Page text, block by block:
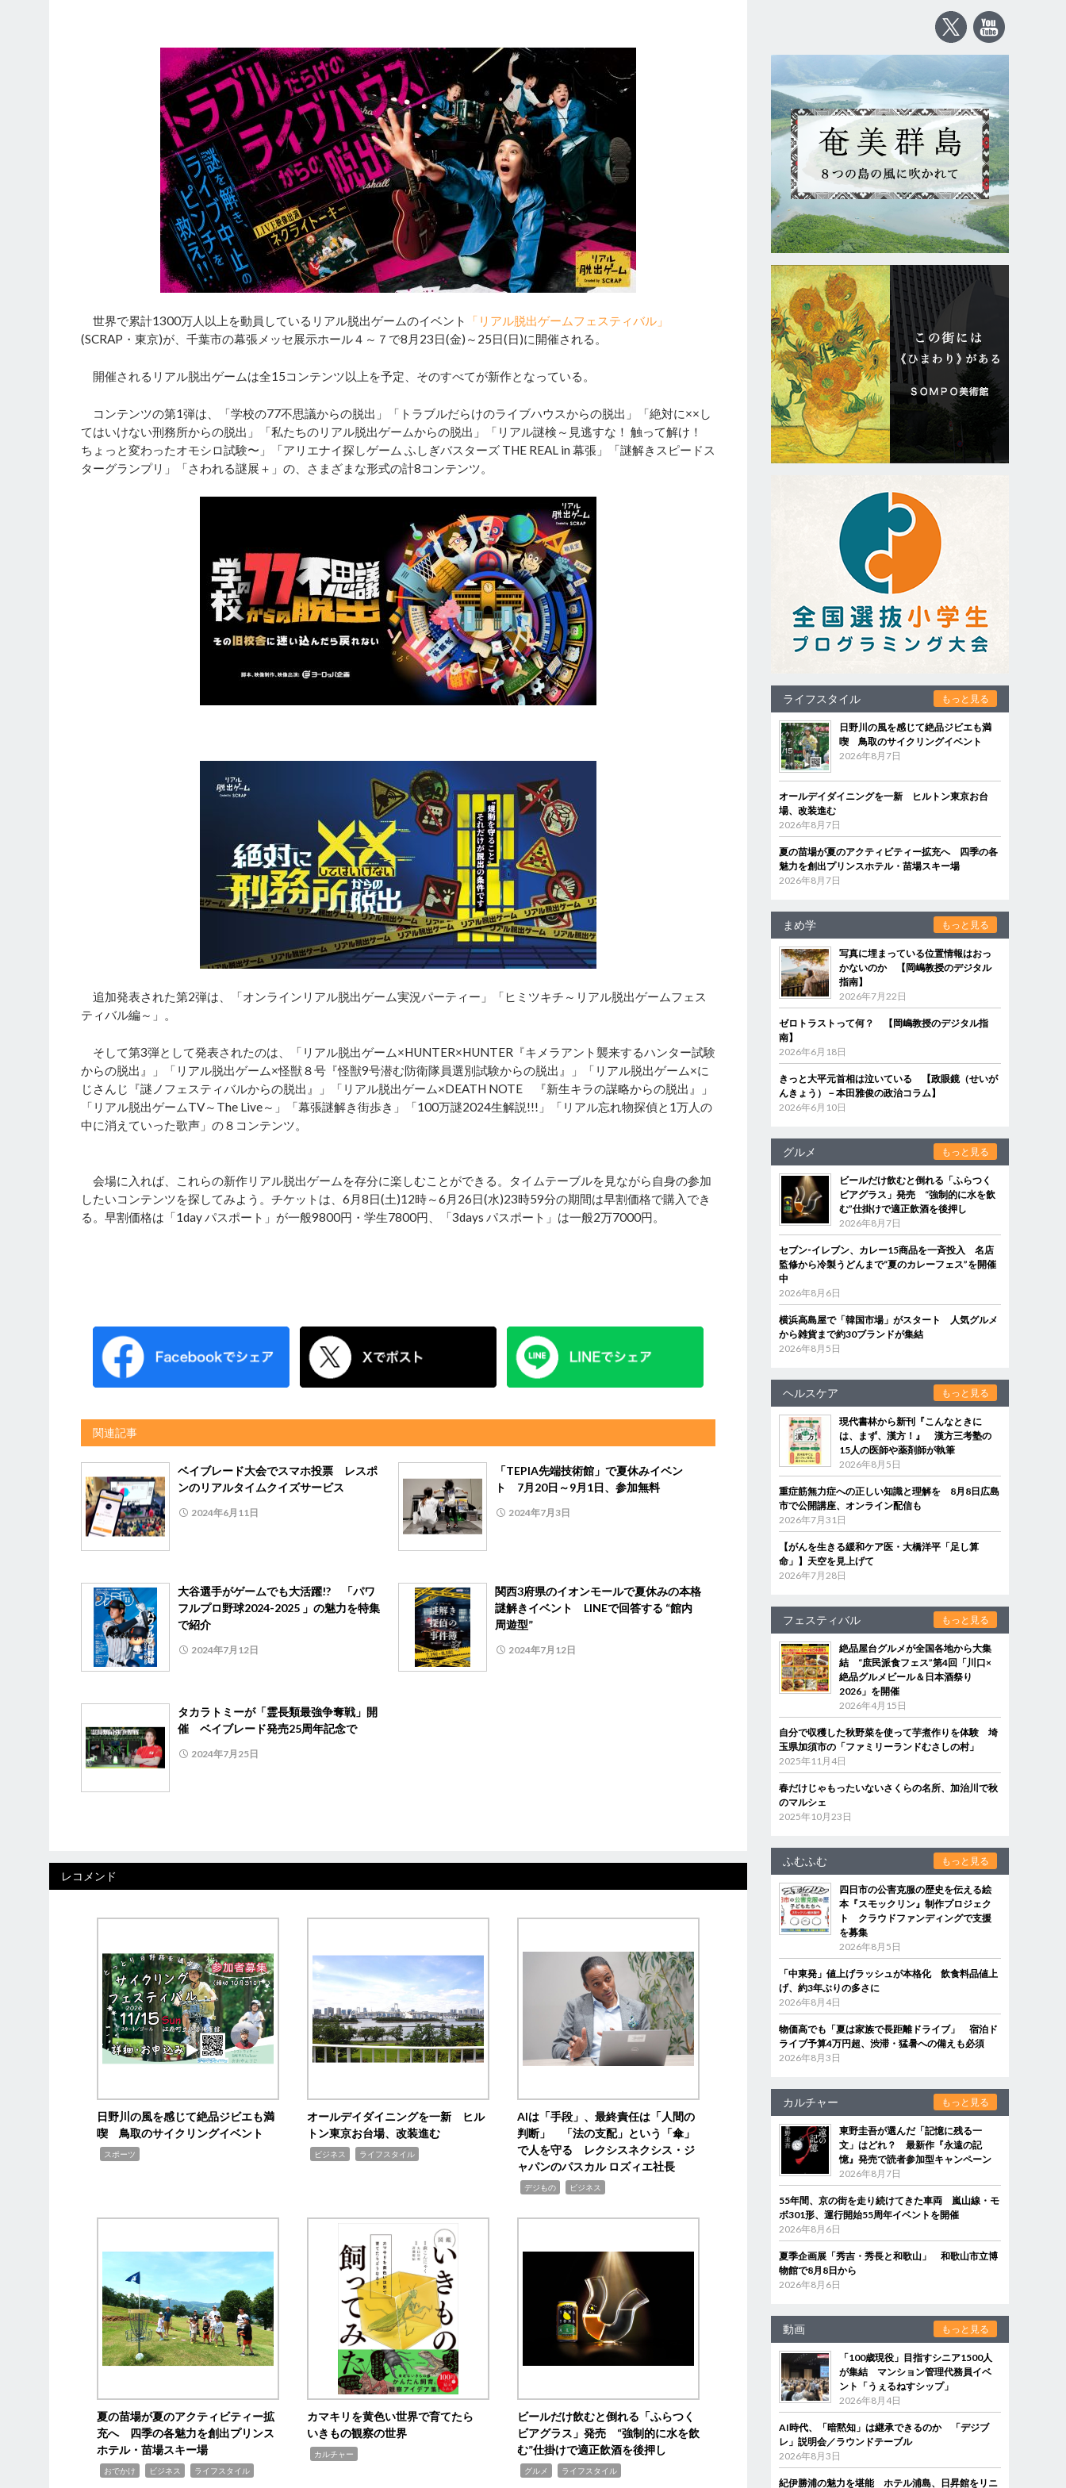
世界で累計1300万人以上を動員しているリアル脱出ゲームのイベント
「リアル脱出ゲームフェスティバル」
(SCRAP・東京)が、千葉市の幕張メッセ展示ホール４～７で8月23日(金)～25日(日)に開催される。
開催されるリアル脱出ゲームは全15コンテンツ以上を予定、そのすべてが新作となっている。
コンテンツの第1弾は、「学校の77不思議からの脱出」「トラブルだらけのライブハウスからの脱出」「絶対に××し
てはいけない刑務所からの脱出」「私たちのリアル脱出ゲームからの脱出」「リアル謎検～見逃すな！ 触って解け！
ちょっと変わったオモシロ試験〜」「アリエナイ探しゲーム ふしぎバスターズ THE REAL in 幕張」「謎解きスピードス
ターグランプリ」「さわれる謎展＋」の、さまざまな形式の計8コンテンツ。
追加発表された第2弾は、「オンラインリアル脱出ゲーム実況パーティー」「ヒミツキチ～リアル脱出ゲームフェス
ティバル編～」。
そして第3弾として発表されたのは、「リアル脱出ゲーム×HUNTER×HUNTER『キメラアント襲来するハンター試験
からの脱出』」「リアル脱出ゲーム×怪獣８号『怪獣9号潜む防衛隊員選別試験からの脱出』」「リアル脱出ゲーム×に
じさんじ『謎ノフェスティバルからの脱出』」「リアル脱出ゲーム×DEATH NOTE 『新生キラの謀略からの脱出』」
「リアル脱出ゲームTV～The Live～」「幕張謎解き街歩き」「100万謎2024生解説!!!」「リアル忘れ物探偵と1万人の
中に消えていった歌声」の８コンテンツ。
会場に入れば、これらの新作リアル脱出ゲームを存分に楽しむことができる。タイムテーブルを見ながら自身の参加
したいコンテンツを探してみよう。チケットは、6月8日(土)12時～6月26日(水)23時59分の期間は早割価格で購入でき
る。早割価格は「1day パスポート」が一般9800円・学生7800円、「3days パスポート」は一般2万7000円。
関連記事
ベイブレード大会でスマホ投票 レスポ
ンのリアルタイムクイズサービス
2024年6月11日
「TEPIA先端技術館」で夏休みイベン
ト 7月20日～9月1日、参加無料
2024年7月3日
大谷選手がゲームでも大活躍!? 「パワ
フルプロ野球2024-2025 」の魅力を特集
で紹介
2024年7月12日
関西3府県のイオンモールで夏休みの本格
謎解きイベント LINEで回答する “館内
周遊型”
2024年7月12日
タカラトミーが「霊長類最強争奪戦」開
催 ベイブレード発売25周年記念で
2024年7月25日
レコメンド
日野川の風を感じて絶品ジビエも満
喫 鳥取のサイクリングイベント
スポーツ
オールデイダイニングを一新 ヒル
トン東京お台場、改装進む
ビジネス ライフスタイル
AIは「手段」、最終責任は「人間の
判断」 「法の支配」という「傘」
で人を守る レクシスネクシス・ジ
ャパンのパスカル ロズィエ社長
デジもの ビジネス
夏の苗場が夏のアクティビティー拡
充へ 四季の各魅力を創出プリンス
ホテル・苗場スキー場
おでかけ ビジネス ライフスタイル
カマキリを黄色い世界で育てたら
いきもの観察の世界
カルチャー
ビールだけ飲むと倒れる「ふらつく
ビアグラス」発売 “強制的に水を飲
む”仕掛けで適正飲酒を後押し
グルメ ライフスタイル
ライフスタイル もっと見る
日野川の風を感じて絶品ジビエも満
喫 鳥取のサイクリングイベント
2026年8月7日
オールデイダイニングを一新 ヒルトン東京お台
場、改装進む
2026年8月7日
夏の苗場が夏のアクティビティー拡充へ 四季の各
魅力を創出プリンスホテル・苗場スキー場
2026年8月7日
まめ学 もっと見る
写真に埋まっている位置情報はおっ
かないのか 【岡嶋教授のデジタル
指南】
2026年7月22日
ゼロトラストって何？ 【岡嶋教授のデジタル指
南】
2026年6月18日
きっと大平元首相は泣いている 【政眼鏡（せいが
んきょう）－本田雅俊の政治コラム】
2026年6月10日
グルメ もっと見る
ビールだけ飲むと倒れる「ふらつく
ビアグラス」発売 “強制的に水を飲
む”仕掛けで適正飲酒を後押し
2026年8月7日
セブン‐イレブン、カレー15商品を一斉投入 名店
監修から冷製うどんまで“夏のカレーフェス”を開催
中
2026年8月6日
横浜高島屋で「韓国市場」がスタート 人気グルメ
から雑貨まで約30ブランドが集結
2026年8月5日
ヘルスケア もっと見る
現代書林から新刊『こんなときに
は、まず、漢方！』 漢方三考塾の
15人の医師や薬剤師が執筆
2026年8月5日
重症筋無力症への正しい知識と理解を 8月8日広島
市で公開講座、オンライン配信も
2026年7月31日
【がんを生きる緩和ケア医・大橋洋平「足し算
命」】天空を見上げて
2026年7月28日
フェスティバル もっと見る
絶品屋台グルメが全国各地から大集
結 “庶民派食フェス”第4回「川口×
絶品グルメビール＆日本酒祭り
2026」を開催
2026年4月15日
自分で収穫した秋野菜を使って芋煮作りを体験 埼
玉県加須市の「ファミリーランドむさしの村」
2025年11月4日
春だけじゃもったいないさくらの名所、加治川で秋
のマルシェ
2025年10月23日
ふむふむ もっと見る
四日市の公害克服の歴史を伝える絵
本『スモックリン』制作プロジェク
ト クラウドファンディングで支援
を募集
2026年8月5日
「中東発」値上げラッシュが本格化 飲食料品値上
げ、約3年ぶりの多さに
2026年8月4日
物価高でも「夏は家族で長距離ドライブ」 宿泊ド
ライブ予算4万円超、渋滞・猛暑への備えも必須
2026年8月3日
カルチャー もっと見る
東野圭吾が選んだ「記憶に残る一
文」はどれ？ 最新作『永遠の記
憶』発売で読者参加型キャンペーン
2026年8月7日
55年間、京の街を走り続けてきた車両 嵐山線・モ
ボ301形、運行開始55周年イベントを開催
2026年8月6日
夏季企画展「秀吉・秀長と和歌山」 和歌山市立博
物館で8月8日から
2026年8月6日
動画 もっと見る
「100歳現役」目指すシニア1500人
が集結 マンション管理代務員イベ
ント「うぇるねすシップ」
2026年8月4日
AI時代、「暗黙知」は継承できるのか 「デジブ
レ」説明会／ラウンドテーブル
2026年8月3日
紀伊勝浦の魅力を堪能 ホテル浦島、日昇館をリニ